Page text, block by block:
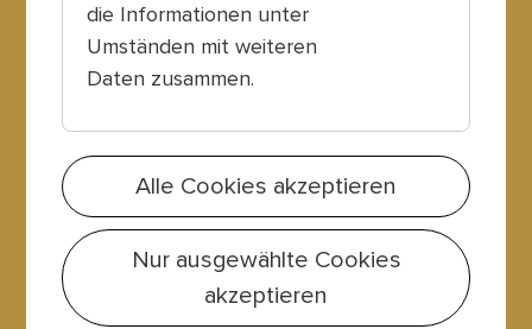
Leitbild & Code of Care
Team
Jobs
Partner & Sponsoren
die Informationen unter
Umständen mit weiteren
Daten zusammen.
Alle Cookies akzeptieren
Nur ausgewählte Cookies
akzeptieren